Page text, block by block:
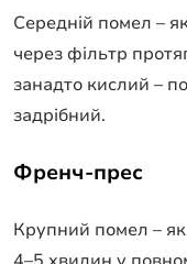
Середній помел –
через фільтр
занадто кислий –
задрібний.
Френч-прес
Крупний помел –